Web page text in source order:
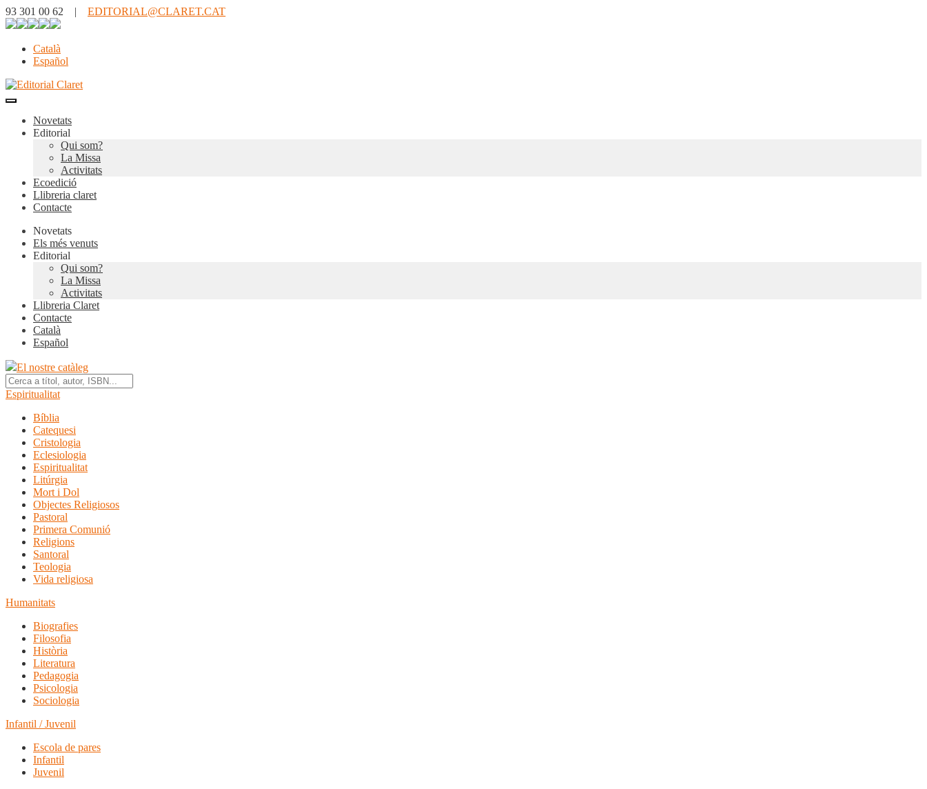
93 301 00 62 | EDITORIAL@CLARET.CAT
Català
Español
Novetats
Editorial
Qui som?
La Missa
Activitats
Ecoedició
Llibreria claret
Contacte
Novetats
Els més venuts
Editorial
Qui som?
La Missa
Activitats
Llibreria Claret
Contacte
Català
Español
El nostre catàleg
Espiritualitat
Bíblia
Catequesi
Cristologia
Eclesiologia
Espiritualitat
Litúrgia
Mort i Dol
Objectes Religiosos
Pastoral
Primera Comunió
Religions
Santoral
Teologia
Vida religiosa
Humanitats
Biografies
Filosofia
Història
Literatura
Pedagogia
Psicologia
Sociologia
Infantil / Juvenil
Escola de pares
Infantil
Juvenil